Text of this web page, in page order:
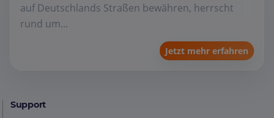
auf Deutschlands Straßen bewähren, herrscht
rund um...
Jetzt mehr erfahren
Support